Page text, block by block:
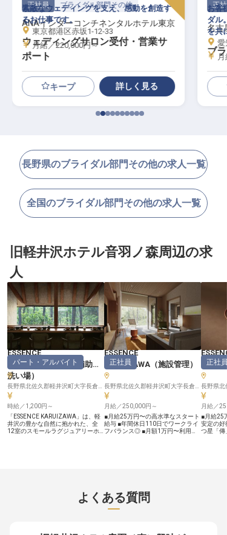
正社員 ブライダル部門その他
ANAインターコンチネンタルホテル東京
ウェディングサロン受付・営業サ
ポート
素敵なウェディングを支え、感動を創造す
るお仕事です。
東京都港区赤坂1-12-33
月給／220,000円～
キープ 詳しく見る
正社
名古
ブ
お客
ダル
を共
愛
長野県のブライダル部門その他の求人一覧
全国のブライダル部門その他の求人一覧
旧軽井沢ホテル音羽ノ森周辺の求
人
ESSENCE
KARUIZAWA（ 調理補助・
洗い場）
パート・アルバイト
時給／1,200円～
「ESSENCE KARUIZAWA」は、軽
井沢の豊かな自然に抱かれた、全
12室のスモールラグジュアリーホ
格的な調理環境を未経験から経験で
きる ■パートの方も利用可能な自社
食器洗浄などが中心です。名店シェ
ESSENCE
KARUIZAWA （施設管理）
正社員
月給／250,000円～
■月給25万円〜の高水準なスタート
給与 ■年間休日110日でワークライ
フバランス◎ ■月額1万円〜利用可
のオープンに向け、ホテルの安全と
快適性を支える「施設の守り手」を
募集いたします。 お任せするの
ョンを常に最適に保つ業務です。最
正社員
月給／
■月給25
安定の好
つ星「傳
よくある質問